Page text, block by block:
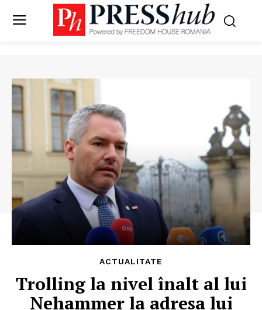
ACTUALITATE
Trolling la nivel înalt al lui
Nehammer la adresa lui